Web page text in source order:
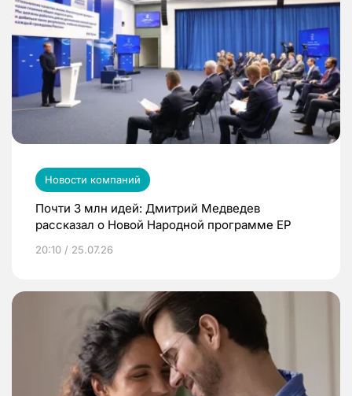
Новости компаний
Почти 3 млн идей: Дмитрий Медведев
рассказал о Новой Народной программе ЕР
20:10 / 25.07.26